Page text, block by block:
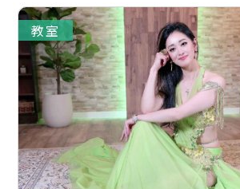
教室